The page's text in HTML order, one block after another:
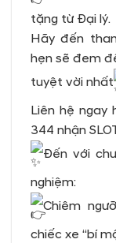
tặng từ Đại lý.
Hãy đến
hẹn sẽ đem
tuyệt vời nhất
Liên hệ ngay
344 nhận
Đến với
nghiệm:
Chiêm
chiếc xe “bí